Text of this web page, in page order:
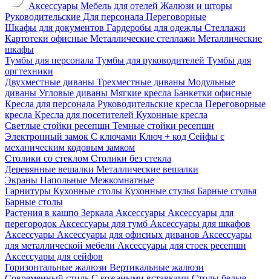
Аксессуары Мебель для отелей Жалюзи и шторы
Руководительские Для персонала Переговорные
Шкафы для документов Гардеробы для одежды Стеллажи
Картотеки офисные Металлические стеллажи Металлические
шкафы
Тумбы для персонала Тумбы для руководителей Тумбы для
оргтехники
Двухместные диваны Трехместные диваны Модульные
диваны Угловые диваны Мягкие кресла Банкетки офисные
Кресла для персонала Руководительские кресла Переговорные
кресла Кресла для посетителей Кухонные кресла
Светлые стойки ресепшн Темные стойки ресепшн
Электронный замок С ключами Ключ + код Сейфы с
механическим кодовым замком
Столики со стеклом Столики без стекла
Деревянные вешалки Металлические вешалки
Экраны Напольные Межкомнатные
Гарнитуры Кухонные столы Кухонные стулья Барные стулья
Барные столы
Растения в кашпо Зеркала Аксессуары Аксессуары для
перегородок Аксессуары для тумб Аксессуары для шкафов
Аксессуары Аксессуары для офисных диванов Аксессуары
для металлической мебели Аксессуары для стоек ресепшн
Аксессуары для сейфов
Горизонтальные жалюзи Вертикальные жалюзи